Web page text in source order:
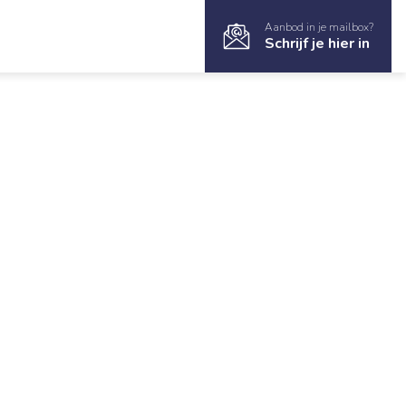
Aanbod in je mailbox?
Schrijf je hier in